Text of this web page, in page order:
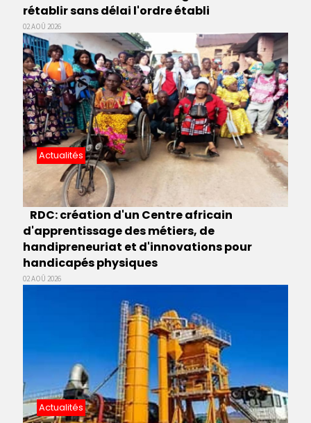
rétablir sans délai l'ordre établi
02 AOÛ 2026
Actualités
RDC: création d'un Centre africain
d'apprentissage des métiers, de
handipreneuriat et d'innovations pour
handicapés physiques
02 AOÛ 2026
Actualités